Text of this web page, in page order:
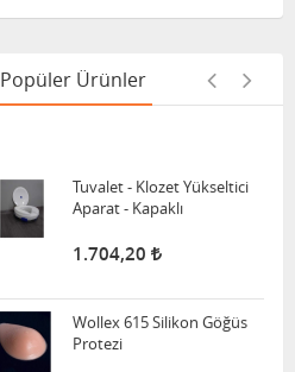
Popüler Ürünler
İdrar Alarm Cihazı Sesli Ve
1.455,00
Aparat - Kapaklı
1.704,20
Protezi
3.397,38